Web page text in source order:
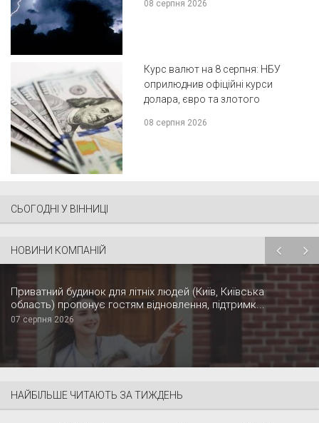
08 серпня 2026
Курс валют на 8 серпня: НБУ
оприлюднив офіційні курси
долара, євро та злотого
08 серпня 2026
СЬОГОДНІ У ВІННИЦІ
НОВИНИ КОМПАНІЙ
Приватний будинок для літніх людей (Київ, Київська
область) пропонує гостям відновлення, підтримк...
07 серпня 2026
НАЙБІЛЬШЕ ЧИТАЮТЬ ЗА ТИЖДЕНЬ